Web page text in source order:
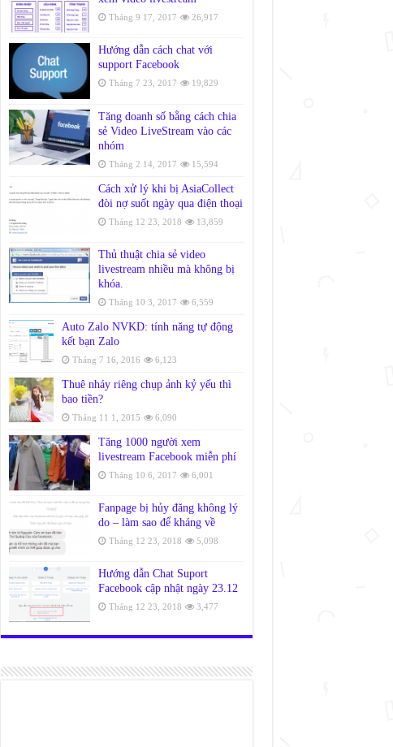
Tháng 9 17, 2017 26,917
Hướng dẫn cách chat với
support Facebook
Tháng 7 23, 2017 19,829
Tăng doanh số bằng cách chia
sẻ Video LiveStream vào các
nhóm
Tháng 2 14, 2017 15,594
Cách xử lý khi bị AsiaCollect
đòi nợ suốt ngày qua điện thoại
Tháng 12 23, 2018 13,859
Thủ thuật chia sẻ video
livestream nhiều mà không bị
khóa.
Tháng 10 3, 2017 6,559
Auto Zalo NVKD: tính năng tự động
kết bạn Zalo
Tháng 7 16, 2016 6,123
Thuê nháy riêng chụp ảnh kỷ yếu thì
bao tiền?
Tháng 11 1, 2015 6,090
Tăng 1000 người xem
livestream Facebook miễn phí
Tháng 10 6, 2017 6,001
Fanpage bị hủy đăng không lý
do – làm sao để kháng về
Tháng 12 23, 2018 5,098
Hướng dẫn Chat Suport
Facebook cập nhật ngày 23.12
Tháng 12 23, 2018 3,477